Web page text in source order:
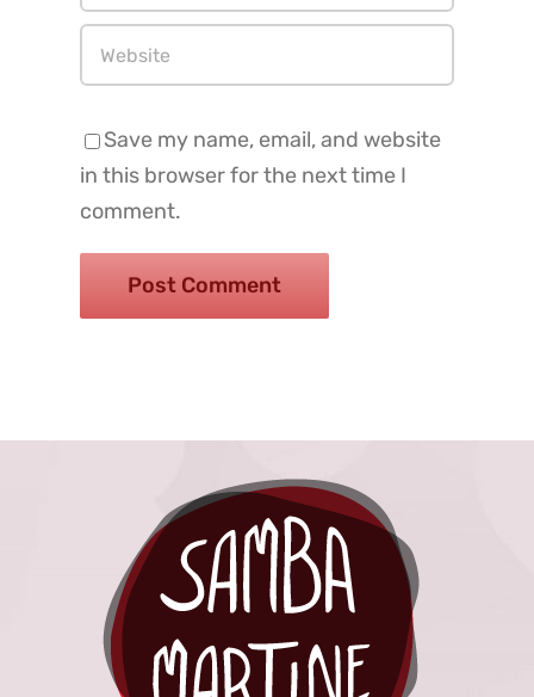
Save my name, email, and website
in this browser for the next time I
comment.